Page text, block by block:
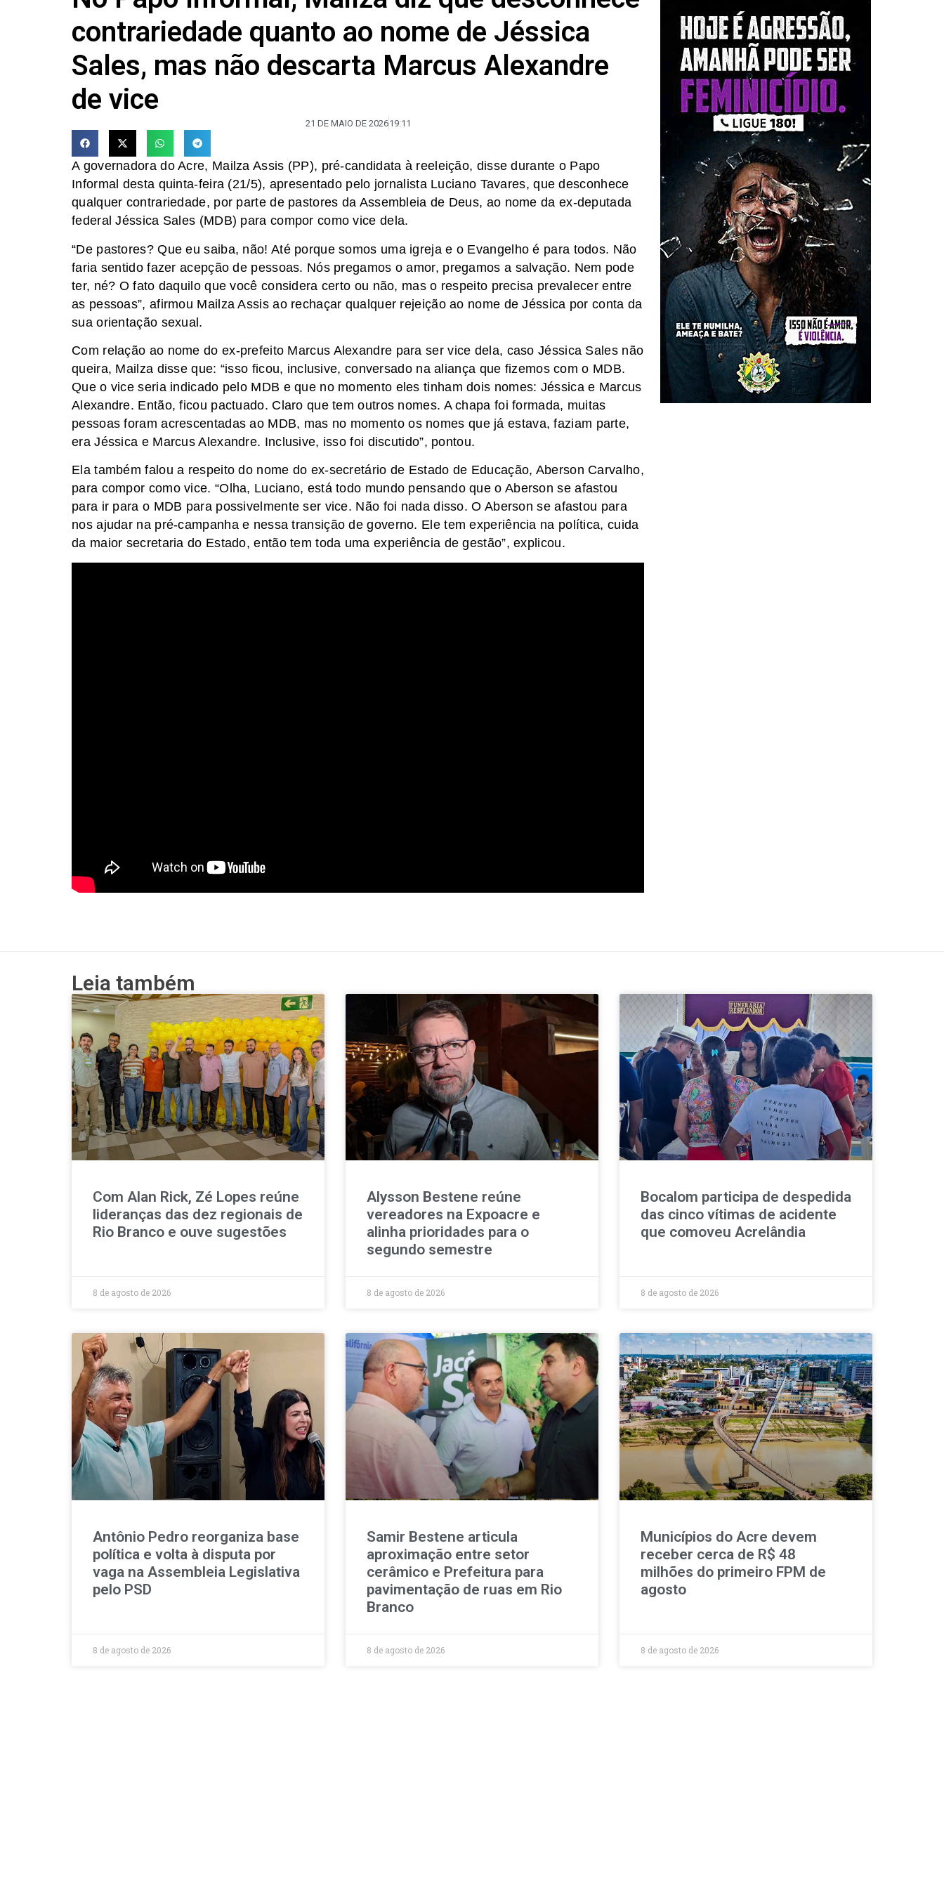
contrariedade quanto ao nome de Jéssica
Sales, mas não descarta Marcus Alexandre
de vice
21 DE MAIO DE 202619:11
A governadora do Acre, Mailza Assis (PP), pré-candidata à reeleição, disse durante o Papo
Informal desta quinta-feira (21/5), apresentado pelo jornalista Luciano Tavares, que desconhece
qualquer contrariedade, por parte de pastores da Assembleia de Deus, ao nome da ex-deputada
federal Jéssica Sales (MDB) para compor como vice dela.
“De pastores? Que eu saiba, não! Até porque somos uma igreja e o Evangelho é para todos. Não
faria sentido fazer acepção de pessoas. Nós pregamos o amor, pregamos a salvação. Nem pode
ter, né? O fato daquilo que você considera certo ou não, mas o respeito precisa prevalecer entre
as pessoas”, afirmou Mailza Assis ao rechaçar qualquer rejeição ao nome de Jéssica por conta da
sua orientação sexual.
Com relação ao nome do ex-prefeito Marcus Alexandre para ser vice dela, caso Jéssica Sales não
queira, Mailza disse que: “isso ficou, inclusive, conversado na aliança que fizemos com o MDB.
Que o vice seria indicado pelo MDB e que no momento eles tinham dois nomes: Jéssica e Marcus
Alexandre. Então, ficou pactuado. Claro que tem outros nomes. A chapa foi formada, muitas
pessoas foram acrescentadas ao MDB, mas no momento os nomes que já estava, faziam parte,
era Jéssica e Marcus Alexandre. Inclusive, isso foi discutido”, pontou.
Ela também falou a respeito do nome do ex-secretário de Estado de Educação, Aberson Carvalho,
para compor como vice. “Olha, Luciano, está todo mundo pensando que o Aberson se afastou
para ir para o MDB para possivelmente ser vice. Não foi nada disso. O Aberson se afastou para
nos ajudar na pré-campanha e nessa transição de governo. Ele tem experiência na política, cuida
da maior secretaria do Estado, então tem toda uma experiência de gestão”, explicou.
Leia também
Com Alan Rick, Zé Lopes reúne
lideranças das dez regionais de
Rio Branco e ouve sugestões
8 de agosto de 2026
Alysson Bestene reúne
vereadores na Expoacre e
alinha prioridades para o
segundo semestre
8 de agosto de 2026
Bocalom participa de despedida
das cinco vítimas de acidente
que comoveu Acrelândia
8 de agosto de 2026
Antônio Pedro reorganiza base
política e volta à disputa por
vaga na Assembleia Legislativa
pelo PSD
8 de agosto de 2026
Samir Bestene articula
aproximação entre setor
cerâmico e Prefeitura para
pavimentação de ruas em Rio
Branco
8 de agosto de 2026
Municípios do Acre devem
receber cerca de R$ 48
milhões do primeiro FPM de
agosto
8 de agosto de 2026